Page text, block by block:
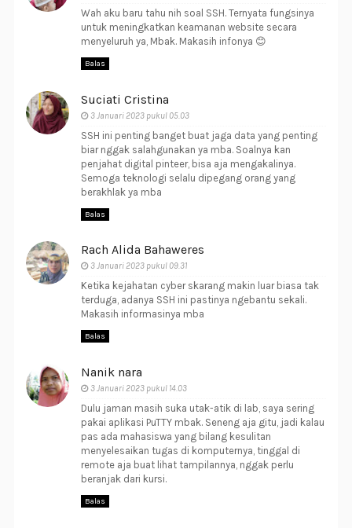
Wah aku baru tahu nih soal SSH. Ternyata fungsinya
untuk meningkatkan keamanan website secara
menyeluruh ya, Mbak. Makasih infonya 😊
Balas
Suciati Cristina
3 Januari 2023 pukul 05.03
SSH ini penting banget buat jaga data yang penting
biar nggak salahgunakan ya mba. Soalnya kan
penjahat digital pinteer, bisa aja mengakalinya.
Semoga teknologi selalu dipegang orang yang
berakhlak ya mba
Balas
Rach Alida Bahaweres
3 Januari 2023 pukul 09.31
Ketika kejahatan cyber skarang makin luar biasa tak
terduga, adanya SSH ini pastinya ngebantu sekali.
Makasih informasinya mba
Balas
Nanik nara
3 Januari 2023 pukul 14.03
Dulu jaman masih suka utak-atik di lab, saya sering
pakai aplikasi PuTTY mbak. Seneng aja gitu, jadi kalau
pas ada mahasiswa yang bilang kesulitan
menyelesaikan tugas di komputernya, tinggal di
remote aja buat lihat tampilannya, nggak perlu
beranjak dari kursi.
Balas